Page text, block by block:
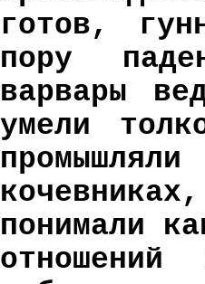
готов,
пору
варвары
умели
понимали